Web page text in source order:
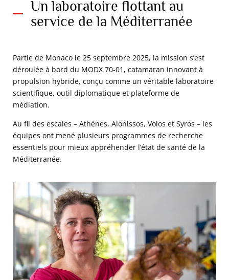
Un laboratoire flottant au
service de la Méditerranée
Partie de Monaco le 25 septembre 2025, la mission s’est
déroulée à bord du MODX 70-01, catamaran innovant à
propulsion hybride, conçu comme un véritable laboratoire
scientifique, outil diplomatique et plateforme de
médiation.
Au fil des escales – Athènes, Alonissos, Volos et Syros – les
équipes ont mené plusieurs programmes de recherche
essentiels pour mieux appréhender l’état de santé de la
Méditerranée.